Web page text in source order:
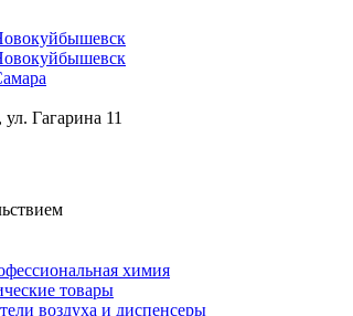
Гагарина 11
химия
товары
воздуха и диспенсеры